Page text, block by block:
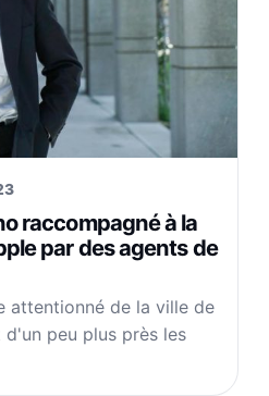
raccompagné à la
par des agents de
attentionné de la ville de
peu plus près les